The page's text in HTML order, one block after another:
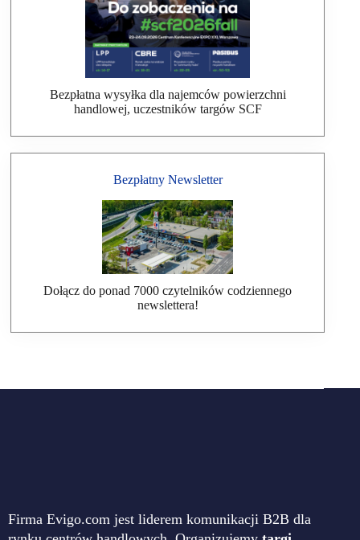
Bezpłatna wysyłka dla najemców powierzchni
handlowej, uczestników targów SCF
Bezpłatny Newsletter
Dołącz do ponad 7000 czytelników codziennego
newslettera!
Firma Evigo.com jest liderem komunikacji B2B dla